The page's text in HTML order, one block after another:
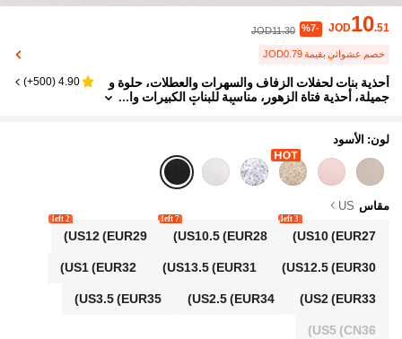
JOD10.51
%7-
JOD11.30
خصم عشوائي بقيمة JOD0.79
أحذية بنات لحفلات الزفاف والسهرات والعطلات، حلوة و
جميلة، أحذية فتاة الزهور، مناسبة للبنات الكبيرات وا
ضة البنات، لؤلؤ أسود، أربعة فصول، عطلة، أنيقة، كعب ع
الي، كعب سميك، أحذية فستان رسمي، أحذية أداء، أحذي
ة رقص، أحذية ماري جين، أحذية أميرة، أحذية مجوفة
4.90
(
500+
)
لون: الأسود
مقاس US
US10(EUR27)
3 left
US10.5(EUR28)
7 left
US12(EUR29)
2 left
US12.5(EUR30)
US13.5(EUR31)
US1(EUR32)
US2(EUR33)
US2.5(EUR34)
US3.5(EUR35)
US5 (CN36)